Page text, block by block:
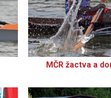
MČR žactva a